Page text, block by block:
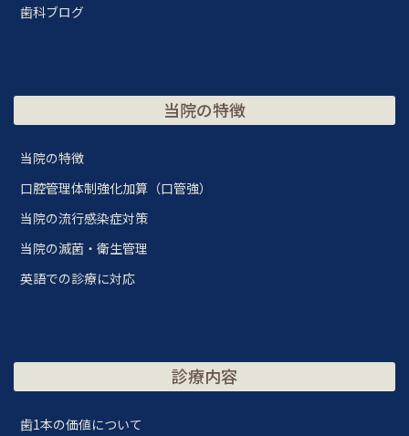
歯科ブログ
当院の特徴
当院の特徴
口腔管理体制強化加算（口管強）
当院の流行感染症対策
当院の滅菌・衛生管理
英語での診療に対応
診療内容
歯1本の価値について